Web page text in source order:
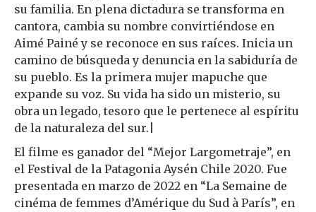
su familia. En plena dictadura se transforma en
cantora, cambia su nombre convirtiéndose en
Aimé Painé y se reconoce en sus raíces. Inicia un
camino de búsqueda y denuncia en la sabiduría de
su pueblo. Es la primera mujer mapuche que
expande su voz. Su vida ha sido un misterio, su
obra un legado, tesoro que le pertenece al espíritu
de la naturaleza del sur.|
El filme es ganador del “Mejor Largometraje”, en
el Festival de la Patagonia Aysén Chile 2020. Fue
presentada en marzo de 2022 en “La Semaine de
cinéma de femmes d’Amérique du Sud à París”, en